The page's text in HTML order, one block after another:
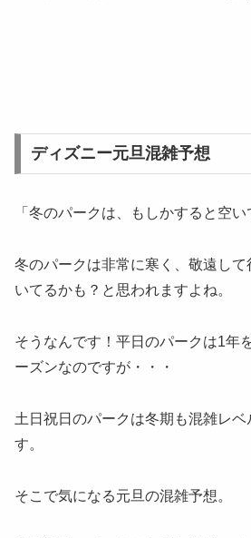
ディズニー元旦混雑予想
「冬のパークは、もしかすると空い
冬のパークは非常に寒く、敬遠し
いてるかも？と思われますよね。
そうなんです！平日のパークは1年
ーズンなのですが・・・
土日祝日のパークは冬期も混雑レ
す。
そこで気になる元旦の混雑予想。